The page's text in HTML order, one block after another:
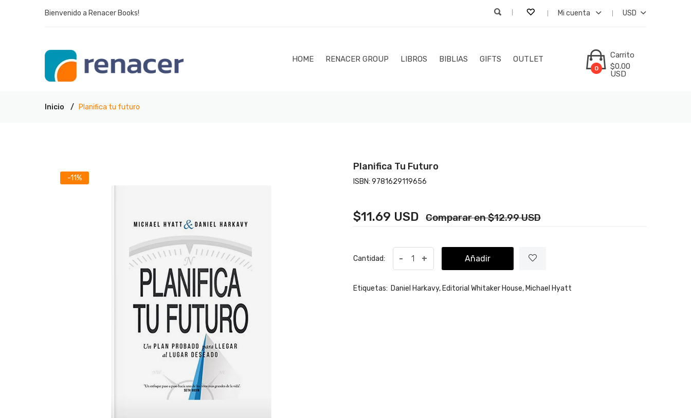
Bienvenido a Renacer Books! Mi cuenta USD
HOME RENACER GROUP LIBROS BIBLIAS GIFTS OUTLET
0
Carrito
$0.00
USD
Inicio Planifica tu futuro
-11%
Planifica Tu Futuro
ISBN: 9781629119656
$11.69 USD Comparar en $12.99 USD
Cantidad: - + Añadir
Etiquetas: Daniel Harkavy, Editorial Whitaker House, Michael Hyatt